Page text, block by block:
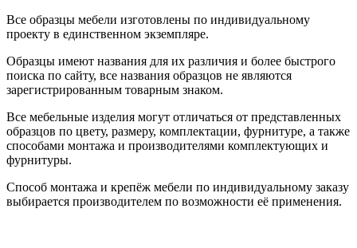
Все образцы мебели изготовлены по индивидуальному
проекту в единственном экземпляре.
Образцы имеют названия для их различия и более быстрого
поиска по сайту, все названия образцов не являются
зарегистрированным товарным знаком.
Все мебельные изделия могут отличаться от представленных
образцов по цвету, размеру, комплектации, фурнитуре, а также
способами монтажа и производителями комплектующих и
фурнитуры.
Способ монтажа и крепёж мебели по индивидуальному заказу
выбирается производителем по возможности её применения.